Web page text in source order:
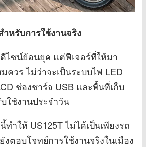
หรับการใช้งานจริง
ไซน์ย้อนยุค แต่ฟีเจอร์ที่ให้มา
ควร ไม่ว่าจะเป็นระบบไฟ LED
ช่องชาร์จ USB และพื้นที่เก็บ
ใช้งานประจำวัน
ทำให้ US125T ไม่ได้เป็นเพียงรถ
ตอบโจทย์การใช้งานจริงในเมือง